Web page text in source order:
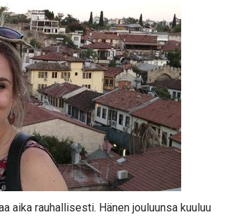
aika rauhallisesti. Hänen jouluunsa kuuluu